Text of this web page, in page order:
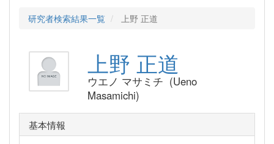
研究者検索結果一覧 上野 正道
上野 正道
ウエノ マサミチ (Ueno
Masamichi)
基本情報